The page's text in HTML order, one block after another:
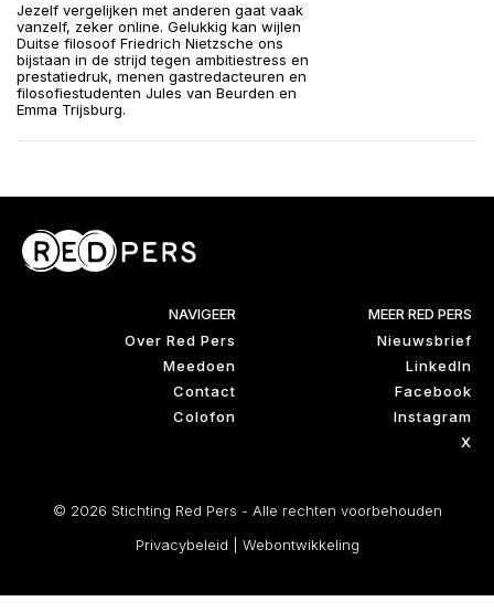
Jezelf vergelijken met anderen gaat vaak
vanzelf, zeker online. Gelukkig kan wijlen
Duitse filosoof Friedrich Nietzsche ons
bijstaan in de strijd tegen ambitiestress en
prestatiedruk, menen gastredacteuren en
filosofiestudenten Jules van Beurden en
Emma Trijsburg.
NAVIGEER
Over Red Pers
Meedoen
Contact
Colofon
MEER RED PERS
Nieuwsbrief
LinkedIn
Facebook
Instagram
X
© 2026 Stichting Red Pers - Alle rechten voorbehouden
Privacybeleid
Webontwikkeling